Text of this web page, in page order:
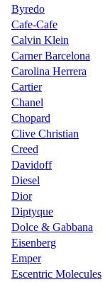
Byredo
Cafe-Cafe
Calvin Klein
Carner Barcelona
Carolina Herrera
Cartier
Chanel
Chopard
Clive Christian
Creed
Davidoff
Diesel
Dior
Diptyque
Dolce & Gabbana
Eisenberg
Emper
Escentric Molecules